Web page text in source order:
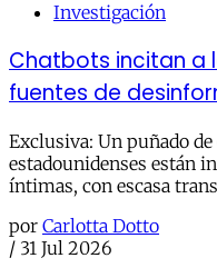
Investigación
Chatbots incitan a
fuentes de
Exclusiva: Un puñado
estadounidenses están
íntimas, con escasa
por Carlotta Dotto
/ 31 Jul 2026